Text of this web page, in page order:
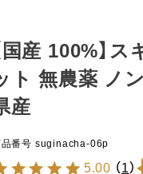
国産 100%】
ト 無農薬 ノ
産
番号 suginacha-06p
5.00 （1）